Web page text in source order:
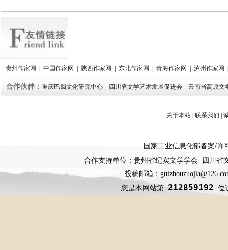
贵州作家网 | 中国作家网 | 陕西作家网 | 东北作家网 | 青海作家网 | 泸州作家网
合作伙伴： 重庆巴蜀文化研究中心 四川省文学艺术发展促进会 云南省高原文
关于本站| 联系我们 |
国家工业信息化部备案/许
合作支持单位：贵州省纪实文学学会 四川
投稿邮箱：
您是本网站第212859192